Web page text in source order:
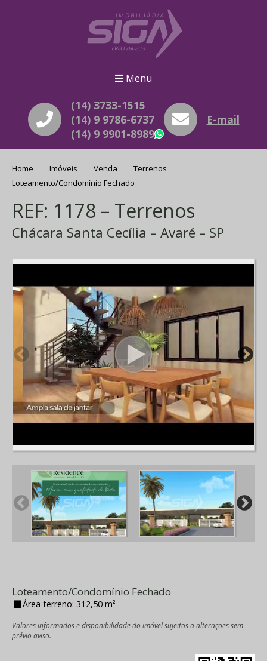
Menu
(14) 3733-1515
(14) 9 9786-6737
(14) 9 9901-8989
WhatsApp
E-mail
Home Imóveis Venda
Terrenos
Loteamento/Condomínio Fechado
REF: 1178 – Terrenos
Chácara Santa Cecília – Avaré – SP
Loteamento/Condomínio Fechado
Área terreno: 312,50 m²
Valores informados e disponibilidade do imóvel sujeitos a alterações sem
prévio aviso.